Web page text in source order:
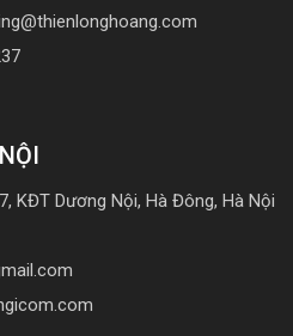
KĐT Dương Nội, Hà Đông, Hà Nội